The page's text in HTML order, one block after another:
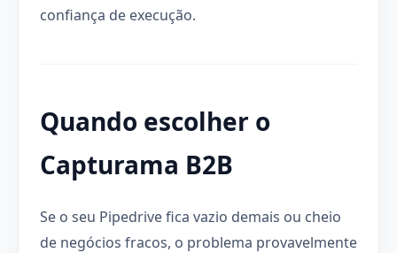
confiança de execução.
Quando escolher o
Capturama B2B
Se o seu Pipedrive fica vazio demais ou cheio
de negócios fracos, o problema provavelmente